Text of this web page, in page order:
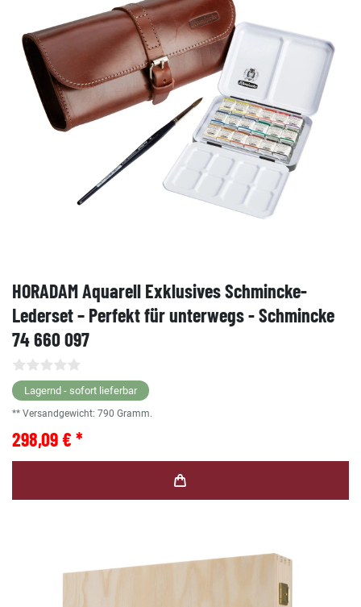
HORADAM Aquarell Exklusives Schmincke-
Lederset – Perfekt für unterwegs - Schmincke
74 660 097
Lagernd - sofort lieferbar
** Versandgewicht: 790 Gramm.
298,09 € *